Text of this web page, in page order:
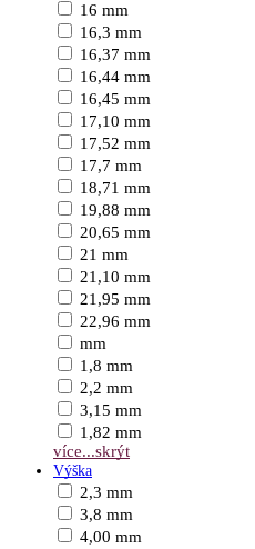
16 mm
16,3 mm
16,37 mm
16,44 mm
16,45 mm
17,10 mm
17,52 mm
17,7 mm
18,71 mm
19,88 mm
20,65 mm
21 mm
21,10 mm
21,95 mm
22,96 mm
mm
1,8 mm
2,2 mm
3,15 mm
1,82 mm
více...skrýt
Výška
2,3 mm
3,8 mm
4,00 mm